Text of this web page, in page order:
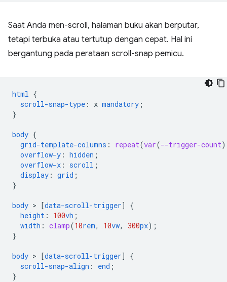
Saat Anda men-scroll, halaman buku akan berputar,
tetapi terbuka atau tertutup dengan cepat. Hal ini
bergantung pada perataan scroll-snap pemicu.
html {
scroll-snap-type : x mandatory ;
}
body {
grid-template-columns : repeat(var(--trigger-count
overflow-y : hidden ;
overflow-x : scroll ;
display : grid ;
}
body > [data-scroll-trigger]
{
height : 100vh ;
width : clamp(10rem, 10vw, 300px);
}
body > [data-scroll-trigger]
{
scroll-snap-align : end ;
}